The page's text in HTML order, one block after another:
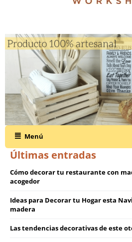
Menú
Últimas entradas
Cómo decorar tu restaurante con
acogedor
Ideas para Decorar tu Hogar esta
madera
Las tendencias decorativas de este